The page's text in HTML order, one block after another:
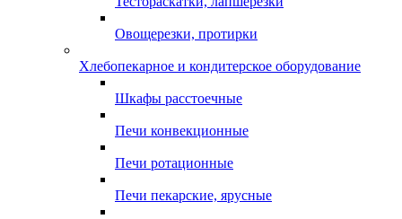
Овощерезки, протирки
Хлебопекарное и кондитерское оборудование
Шкафы расстоечные
Печи конвекционные
Печи ротационные
Печи пекарские, ярусные